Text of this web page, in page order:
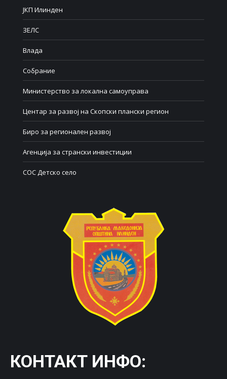
ЈКП Илинден
ЗЕЛС
Влада
Собрание
Министерство за локална самоуправа
Центар за развој на Скопски плански регион
Биро за регионален развој
Агенција за странски инвестиции
СОС Детско село
КОНТАКТ ИНФО: